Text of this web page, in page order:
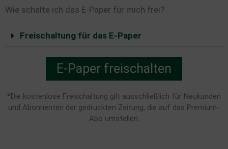
Wie schalte ich das E-Paper für mich frei?
Freischaltung für das E-Paper
E-Paper freischalten
*Die kostenlose Freischaltung gilt ausschließlich für Neukunden
und Abonnenten der gedruckten Zeitung, die auf das Premium-
Abo umstellen.